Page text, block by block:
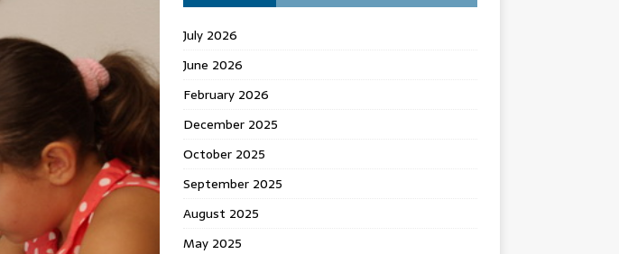
July 2026
June 2026
February 2026
December 2025
October 2025
September 2025
August 2025
May 2025